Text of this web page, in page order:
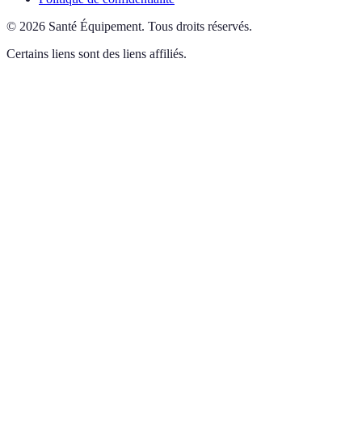
© 2026 Santé Équipement. Tous droits réservés.
Certains liens sont des liens affiliés.